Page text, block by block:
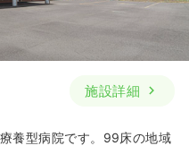
施設詳細
養型病院です。99床の地域